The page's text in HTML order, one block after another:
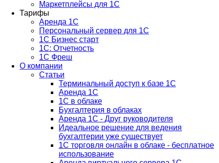
Маркетплейсы для 1С
Тарифы
Аренда 1С
Персональный сервер для 1С
1С Бизнес старт
1С: Отчетность
1C Фреш
О компании
Статьи
Терминальный доступ к базе 1С
Аренда 1С
1С в облаке
Бухгалтерия в облаках
Аренда 1С - Друг руководителя
Идеальное решение для ведения
бухгалтерии уже существует
1С торговля онлайн в облаке - бесплатное
использование